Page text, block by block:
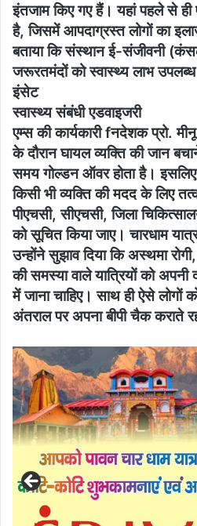
इंतजाम किए गए हैं। यहां पहले से ही
है, जिसमें आपदाग्रस्त लोगों का
बताया कि संस्थान ई-संजीवनी
जरूरतमंदों को स्वास्थ्य लाभ उपलब्ध
इंसेट
स्वास्थ्य संबंधी एडवाइजरी
एम्स की कार्यकारी fनदेशक प्रो.
के दौरान घायल व्यक्ति की जान
समय गोल्डन ऑवर होता है।
किसी भी व्यक्ति की मदद के लिए
पीएचसी, सीएचसी, जिला
को सूचित किया जाए। चारधाम
उन्होंने सुझाव दिया कि अस्थमा
की समस्या वाले यात्रियों को अपनी
में जाना चाहिए। साथ ही ऐसे लोगों
अंतराल पर अपना बीपी चैक कराते